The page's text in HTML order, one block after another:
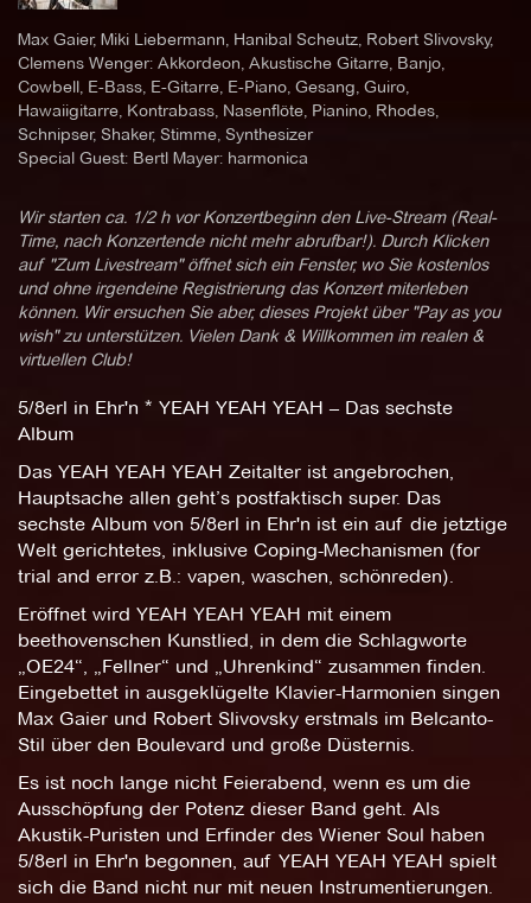
Max Gaier, Miki Liebermann, Hanibal Scheutz, Robert Slivovsky,
Clemens Wenger: Akkordeon, Akustische Gitarre, Banjo,
Cowbell, E-Bass, E-Gitarre, E-Piano, Gesang, Guiro,
Hawaiigitarre, Kontrabass, Nasenflöte, Pianino, Rhodes,
Schnipser, Shaker, Stimme, Synthesizer
Special Guest: Bertl Mayer: harmonica
Wir starten ca. 1/2 h vor Konzertbeginn den Live-Stream (Real-
Time, nach Konzertende nicht mehr abrufbar!). Durch Klicken
auf "Zum Livestream" öffnet sich ein Fenster, wo Sie kostenlos
und ohne irgendeine Registrierung das Konzert miterleben
können. Wir ersuchen Sie aber, dieses Projekt über "Pay as you
wish" zu unterstützen. Vielen Dank & Willkommen im realen &
virtuellen Club!
5/8erl in Ehr'n * YEAH YEAH YEAH – Das sechste
Album
Das YEAH YEAH YEAH Zeitalter ist angebrochen,
Hauptsache allen geht’s postfaktisch super. Das
sechste Album von 5/8erl in Ehr'n ist ein auf die jetztige
Welt gerichtetes, inklusive Coping-Mechanismen (for
trial and error z.B.: vapen, waschen, schönreden).
Eröffnet wird YEAH YEAH YEAH mit einem
beethovenschen Kunstlied, in dem die Schlagworte
„OE24“, „Fellner“ und „Uhrenkind“ zusammen finden.
Eingebettet in ausgeklügelte Klavier-Harmonien singen
Max Gaier und Robert Slivovsky erstmals im Belcanto-
Stil über den Boulevard und große Düsternis.
Es ist noch lange nicht Feierabend, wenn es um die
Ausschöpfung der Potenz dieser Band geht. Als
Akustik-Puristen und Erfinder des Wiener Soul haben
5/8erl in Ehr'n begonnen, auf YEAH YEAH YEAH spielt
sich die Band nicht nur mit neuen Instrumentierungen.